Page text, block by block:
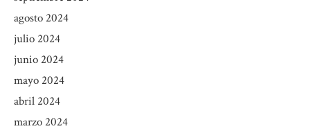
agosto 2024
julio 2024
junio 2024
mayo 2024
abril 2024
marzo 2024